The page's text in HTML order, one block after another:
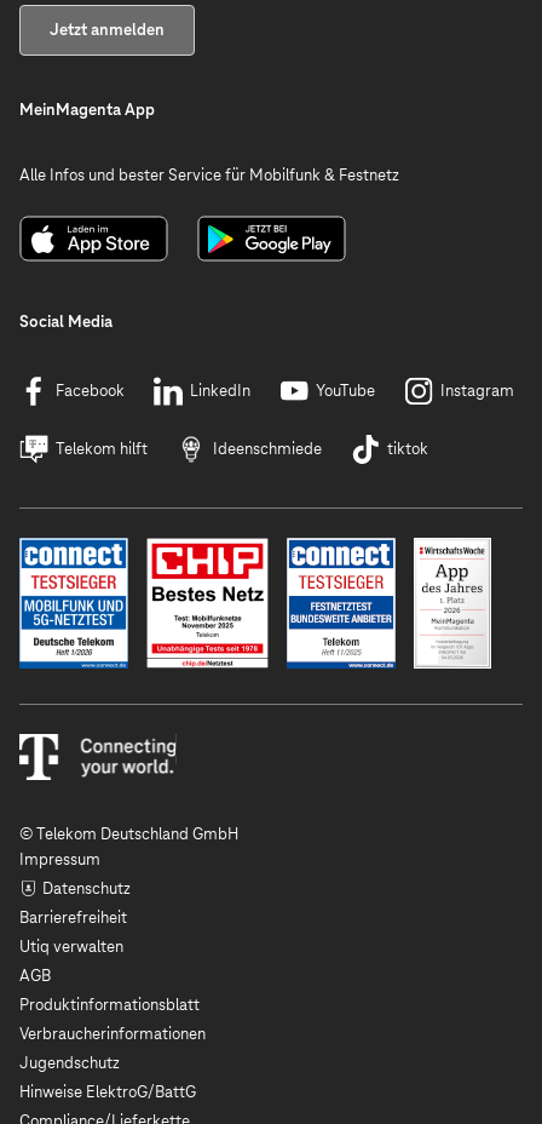
Jetzt anmelden
MeinMagenta App
Alle Infos und bester Service für Mobilfunk & Festnetz
Social Media
Facebook LinkedIn YouTube Instagram
Telekom hilft Ideenschmiede tiktok
© Telekom Deutschland GmbH
Impressum
Datenschutz
Barrierefreiheit
Utiq verwalten
AGB
Produktinformationsblatt
Verbraucherinformationen
Jugendschutz
Hinweise ElektroG/BattG